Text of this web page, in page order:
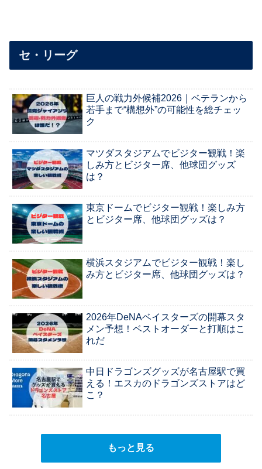
セ・リーグ
巨人の戦力外候補2026｜ベテランから
若手まで“構想外”の可能性を総チェッ
ク
マツダスタジアムでビジター観戦！楽
しみ方とビジター席、他球団グッズ
は？
東京ドームでビジター観戦！楽しみ方
とビジター席、他球団グッズは？
横浜スタジアムでビジター観戦！楽し
み方とビジター席、他球団グッズは？
2026年DeNAベイスターズの開幕スタ
メン予想！ベストオーダーと打順はこ
れだ
中日ドラゴンズグッズが名古屋駅で買
える！エスカのドラゴンズストアはど
こ？
もっと見る